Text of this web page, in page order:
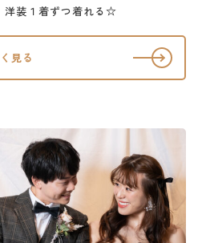
洋装１着ずつ着れる☆
見る